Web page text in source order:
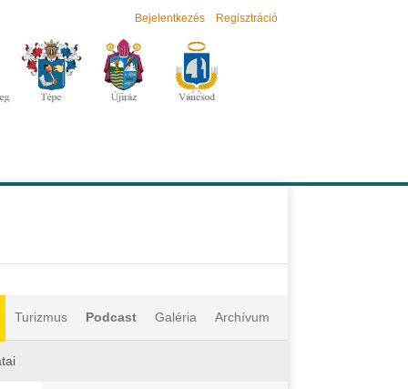
Bejelentkezés Regisztráció
Turizmus Podcast Galéria Archívum